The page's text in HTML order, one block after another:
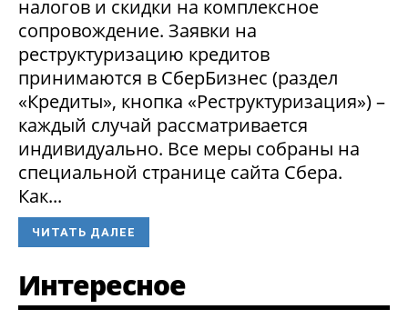
налогов и скидки на комплексное
сопровождение. Заявки на
реструктуризацию кредитов
принимаются в СберБизнес (раздел
«Кредиты», кнопка «Реструктуризация») –
каждый случай рассматривается
индивидуально. Все меры собраны на
специальной странице сайта Сбера.
Как...
ЧИТАТЬ ДАЛЕЕ
Интересное